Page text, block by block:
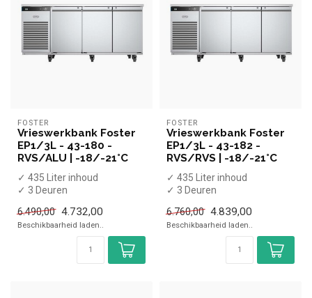
FOSTER
Vrieswerkbank Foster
EP1/3L - 43-180 -
RVS/ALU | -18/-21°C
✓ 435 Liter inhoud
✓ 3 Deuren
✓ Geforceerd
✓ Breedte 18...
6.490,00 4.732,00
Beschikbaarheid laden..
FOSTER
Vrieswerkbank Foster
EP1/3L - 43-182 -
RVS/RVS | -18/-21°C
✓ 435 Liter inhoud
✓ 3 Deuren
✓ Geforceerd
✓ Breedte 18...
6.760,00 4.839,00
Beschikbaarheid laden..